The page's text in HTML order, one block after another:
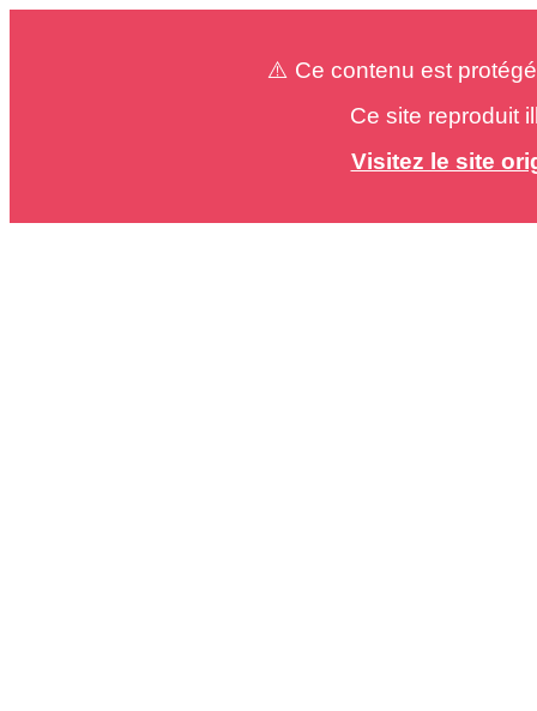
⚠️ Ce contenu est
Ce site reproduit
Visitez le site